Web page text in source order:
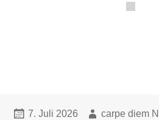
Veröffentlicht
7. Juli 2026 Autor
carpe diem